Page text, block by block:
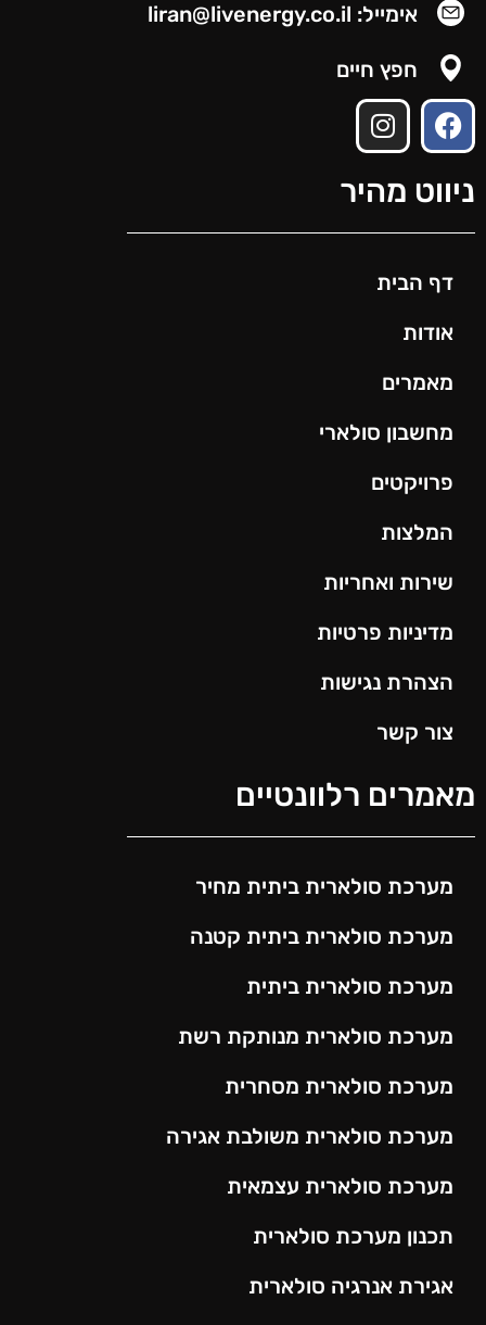
אימייל: liran@livenergy.co.il
חפץ חיים
ניווט מהיר
דף הבית
אודות
מאמרים
מחשבון סולארי
פרויקטים
המלצות
שירות ואחריות
מדיניות פרטיות
הצהרת נגישות
צור קשר
מאמרים רלוונטיים
מערכת סולארית ביתית מחיר
מערכת סולארית ביתית קטנה
מערכת סולארית ביתית
מערכת סולארית מנותקת רשת
מערכת סולארית מסחרית
מערכת סולארית משולבת אגירה
מערכת סולארית עצמאית
תכנון מערכת סולארית
אגירת אנרגיה סולארית